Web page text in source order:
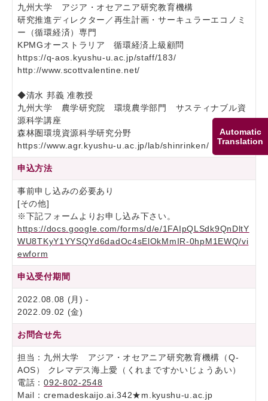
Automatic
Translation
九州大学 アジア・オセアニア研究教育機構
研究推進ディレクター／再生計画・サーキュラーエコノミ
ー（循環経済）専門
KPMGオーストラリア 循環経済上級顧問
https://q-aos.kyushu-u.ac.jp/staff/183/
http://www.scottvalentine.net/
◆清水 邦義 准教授
九州大学 農学研究院 環境農学部門 サスティナブル資
源科学講座
森林圏環境資源科学研究分野
https://www.agr.kyushu-u.ac.jp/lab/shinrinken/
申込方法
事前申し込みの必要あり
[その他]
※下記フォームよりお申し込み下さい。
https://docs.google.com/forms/d/e/1FAIpQLSdk9QnDltY
WU8TKyY1YYSQYd6dadOc4sElOkMmIR-0hpM1EWQ/vi
ewform
申込受付期間
2022.08.08 (月) -
2022.09.02 (金)
お問合せ先
担当：九州大学 アジア・オセアニア研究教育機構（Q-
AOS） クレマデス海上愛（くれまですかいじょうあい）
電話：092-802-2548
Mail：cremadeskaijo.ai.342★m.kyushu-u.ac.jp